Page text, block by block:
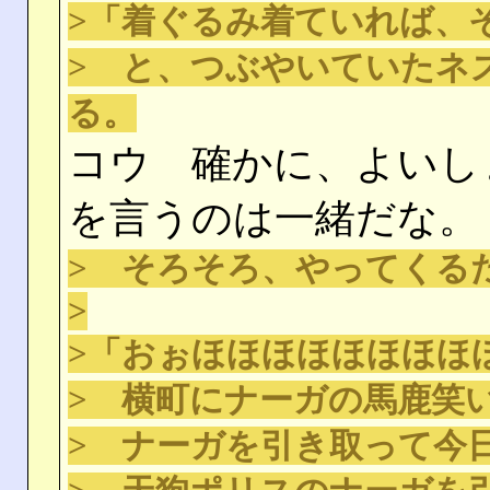
>「着ぐるみ着ていれば、
> と、つぶやいていたネ
る。
コウ 確かに、よいし
を言うのは一緒だな。
> そろそろ、やってくる
>
>「おぉほほほほほほほほ
> 横町にナーガの馬鹿笑
> ナーガを引き取って今